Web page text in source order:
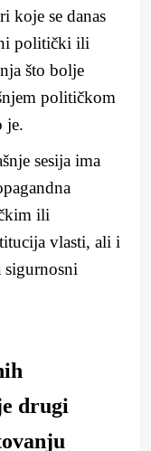
koje se danas
politički ili
što bolje
političkom
je.
sesija ima
ili
vlasti, ali i
sigurnosni
drugi